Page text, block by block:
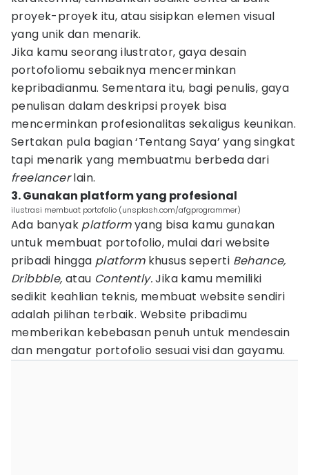
proyek-proyek itu, atau sisipkan elemen visual
yang unik dan menarik.
Jika kamu seorang ilustrator, gaya desain
portofoliomu sebaiknya mencerminkan
kepribadianmu. Sementara itu, bagi penulis, gaya
penulisan dalam deskripsi proyek bisa
mencerminkan profesionalitas sekaligus keunikan.
Sertakan pula bagian ‘Tentang Saya’ yang singkat
tapi menarik yang membuatmu berbeda dari
freelancerlain.
3. Gunakan platform yang profesional
ilustrasi membuat portofolio (unsplash.com/afgprogrammer)
Ada banyak platformyang bisa kamu gunakan
untuk membuat portofolio, mulai dari website
pribadi hingga platformkhusus seperti Behance,
Dribbble, atau Contently.Jika kamu memiliki
sedikit keahlian teknis, membuat website sendiri
adalah pilihan terbaik. Website pribadimu
memberikan kebebasan penuh untuk mendesain
dan mengatur portofolio sesuai visi dan gayamu.